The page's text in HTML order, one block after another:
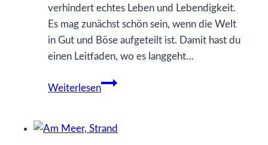
verhindert echtes Leben und Lebendigkeit.
Es mag zunächst schön sein, wenn die Welt
in Gut und Böse aufgeteilt ist. Damit hast du
einen Leitfaden, wo es langgeht…
Weiterlesen
81
gerne